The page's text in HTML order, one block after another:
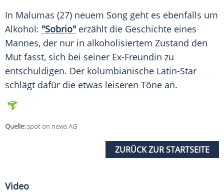
In Malumas (27) neuem Song geht es ebenfalls um
Alkohol: "Sobrio" erzählt die Geschichte eines
Mannes, der nur in alkoholisiertem Zustand den
Mut fasst, sich bei seiner Ex-Freundin zu
entschuldigen. Der kolumbianische Latin-Star
schlägt dafür die etwas leiseren Töne an.
Quelle:spot on news AG
ZURÜCK ZUR STARTSEITE
Video